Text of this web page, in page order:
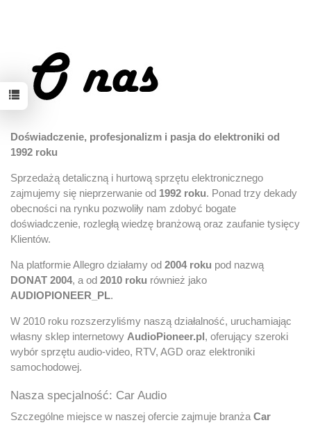
Doświadczenie, profesjonalizm i pasja do elektroniki od
1992 roku
Sprzedażą detaliczną i hurtową sprzętu elektronicznego
zajmujemy się nieprzerwanie od 1992 roku. Ponad trzy dekady
obecności na rynku pozwoliły nam zdobyć bogate
doświadczenie, rozległą wiedzę branżową oraz zaufanie tysięcy
Klientów.
Na platformie Allegro działamy od 2004 roku pod nazwą
DONAT 2004, a od 2010 roku również jako
AUDIOPIONEER_PL.
W 2010 roku rozszerzyliśmy naszą działalność, uruchamiając
własny sklep internetowy AudioPioneer.pl, oferujący szeroki
wybór sprzętu audio-video, RTV, AGD oraz elektroniki
samochodowej.
Nasza specjalność: Car Audio
Szczególne miejsce w naszej ofercie zajmuje branża Car